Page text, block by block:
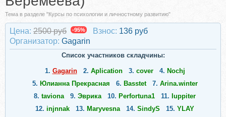
Тема в разделе "Курсы по психологии и личностному развитию"
Цена: 2500 руб -95% Взнос: 136 руб
Организатор: Gagarin
Список участников складчины:
1. Gagarin 2. Aplication 3. cover 4. Nochj
5. Юлианна Прекрасная 6. Basstet 7. Arina.winter
8. taviona 9. Эврика 10. Perfortuna1 11. Iuppiter
12. injnnak 13. Maryvesna 14. SindyS 15. YLAY